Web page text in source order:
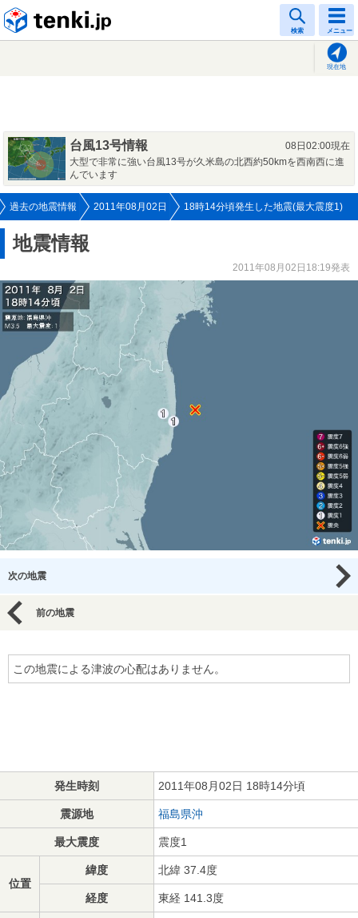
検索 メニュー
現在地
台風13号情報
08日02:00現在
大型で非常に強い台風13号が久米島の北西約50kmを西南西に進
んでいます
過去の地震情報 2011年08月02日 18時14分頃発生した地震(最大震度1)
地震情報
2011年08月02日18:19発表
次の地震
前の地震
この地震による津波の心配はありません。
発生時刻 2011年08月02日 18時14分頃
震源地 福島県沖
最大震度 震度1
位置
緯度 北緯 37.4度
経度 東経 141.3度